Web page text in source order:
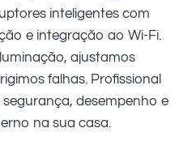
inteligentes com
e integração ao Wi-Fi.
ajustamos
falhas. Profissional
desempenho e
na sua casa.